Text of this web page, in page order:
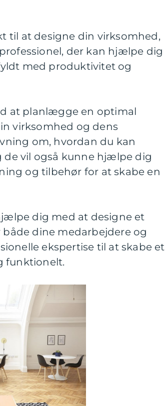
til at designe din virksomhed,
der kan hjælpe dig
med produktivitet og
at planlægge en optimal
virksomhed og dens
om, hvordan du kan
vil også kunne hjælpe dig
og tilbehør for at skabe en
dig med at designe et
dine medarbejdere og
ekspertise til at skabe et
funktionelt.